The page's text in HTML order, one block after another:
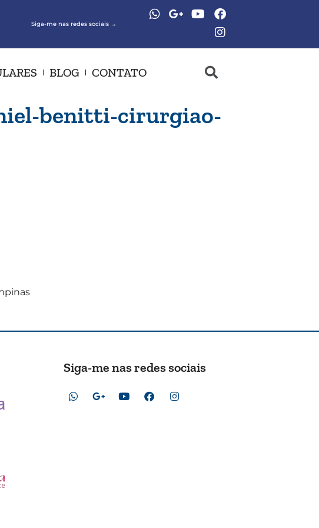
Siga-me nas redes sociais →
BLOG CONTATO
benitti-cirurgiao-
Siga-me nas redes sociais